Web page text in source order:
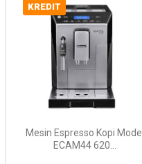
KREDIT
Mesin Espresso Kopi Model
ECAM44 620...